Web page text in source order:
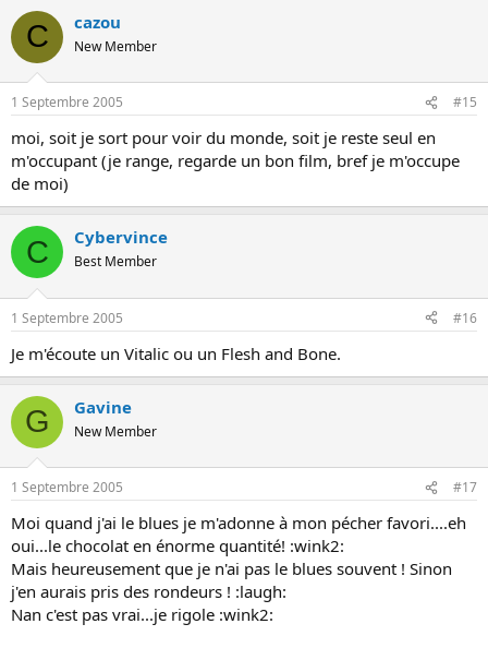
C cazou
New Member
1 Septembre 2005 #15
moi, soit je sort pour voir du monde, soit je reste seul en
m'occupant (je range, regarde un bon film, bref je m'occupe
de moi)
C Cybervince
Best Member
1 Septembre 2005 #16
Je m'écoute un Vitalic ou un Flesh and Bone.
G Gavine
New Member
1 Septembre 2005 #17
Moi quand j'ai le blues je m'adonne à mon pécher favori....eh
oui...le chocolat en énorme quantité! :wink2:
Mais heureusement que je n'ai pas le blues souvent ! Sinon
j'en aurais pris des rondeurs ! :laugh:
Nan c'est pas vrai...je rigole :wink2: